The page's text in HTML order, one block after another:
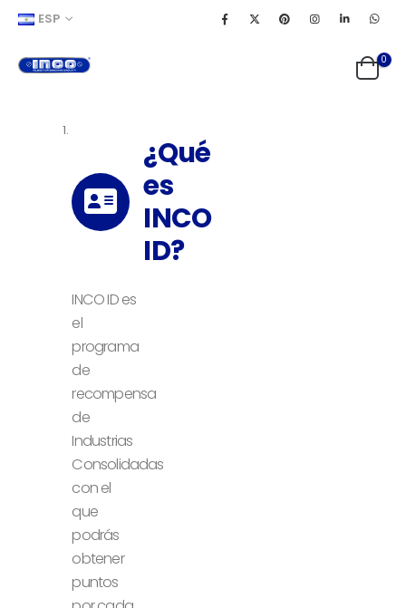
ESP
0
¿Qué
es
INCO
ID?
INCO ID es
el
programa
de
recompensa
de
Industrias
Consolidadas
con el
que
podrás
obtener
puntos